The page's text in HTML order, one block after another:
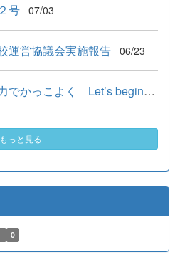
号 07/03
営協議会実施報告 06/23
令和８年度運動会「全力でかっこよく Let’s begin！！」
もっと見る
0